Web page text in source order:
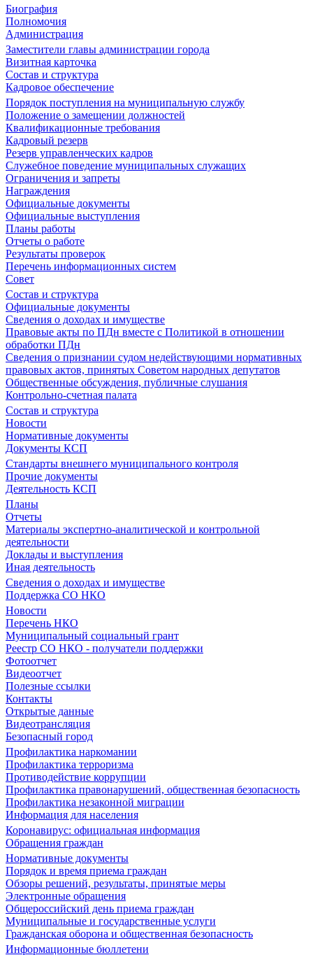
Биография
Полномочия
Администрация
Заместители главы администрации города
Визитная карточка
Состав и структура
Кадровое обеспечение
Порядок поступления на муниципальную службу
Положение о замещении должностей
Квалификационные требования
Кадровый резерв
Резерв управленческих кадров
Служебное поведение муниципальных служащих
Ограничения и запреты
Награждения
Официальные документы
Официальные выступления
Планы работы
Отчеты о работе
Результаты проверок
Перечень информационных систем
Совет
Состав и структура
Официальные документы
Сведения о доходах и имуществе
Правовые акты по ПДн вместе с Политикой в отношении
обработки ПДн
Сведения о признании судом недействующими нормативных
правовых актов, принятых Советом народных депутатов
Общественные обсуждения, публичные слушания
Контрольно-счетная палата
Состав и структура
Новости
Нормативные документы
Документы КСП
Стандарты внешнего муниципального контроля
Прочие документы
Деятельность КСП
Планы
Отчеты
Материалы экспертно-аналитической и контрольной
деятельности
Доклады и выступления
Иная деятельность
Сведения о доходах и имуществе
Поддержка СО НКО
Новости
Перечень НКО
Муниципальный социальный грант
Реестр СО НКО - получатели поддержки
Фотоотчет
Видеоотчет
Полезные ссылки
Контакты
Открытые данные
Видеотрансляция
Безопасный город
Профилактика наркомании
Профилактика терроризма
Противодействие коррупции
Профилактика правонарушений, общественная безопасность
Профилактика незаконной миграции
Информация для населения
Коронавирус: официальная информация
Обращения граждан
Нормативные документы
Порядок и время приема граждан
Обзоры решений, результаты, принятые меры
Электронные обращения
Общероссийский день приема граждан
Муниципальные и государственные услуги
Гражданская оборона и общественная безопасность
Информационные бюллетени